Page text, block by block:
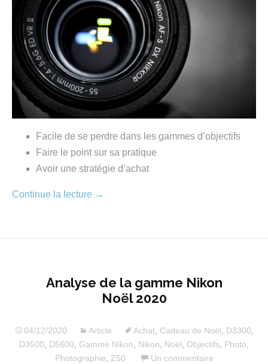
Facile de se perdre dans les gammes d’objectifs
Faire le point sur sa pratique
Avoir une stratégie d’achat
Continue la lecture →
Analyse de la gamme Nikon
Noël 2020
04/12/2020 Article Achat Cadeau de Noël D3300
D3500
D5600 Gamme Nikon Nikon Noël Objectifs Photo
Photographie
Z50 Un commentaire